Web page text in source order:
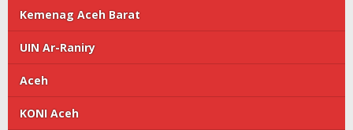
Kemenag Aceh Barat
UIN Ar-Raniry
Aceh
KONI Aceh